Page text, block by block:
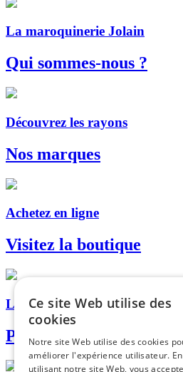
La maroquinerie Jolain
Qui sommes-nous ?
Découvrez les rayons
Nos marques
Achetez en ligne
Visitez la boutique
Livraison, retrait en magasin...
Paiement sécurisé
Ce site Web utilise des
cookies
Notre site Web utilise des cookies
améliorer l'expérience utilisateur. En
utilisant notre site Web, vous